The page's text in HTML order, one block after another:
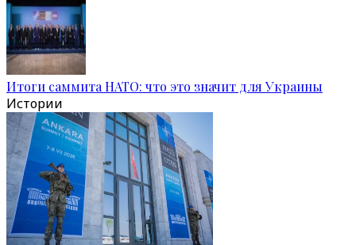
Итоги саммита НАТО: что это значит для Украины
Истории